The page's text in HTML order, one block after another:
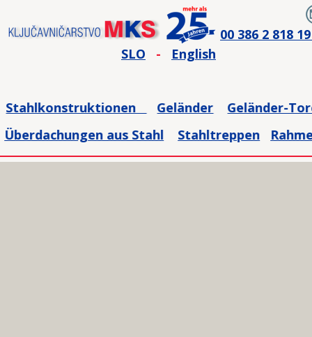
Stahlkonstruktionen Geländer
Geländer-
Überdachungen aus Stahl
Stahltreppen
00 386 2 818
SLO
- English